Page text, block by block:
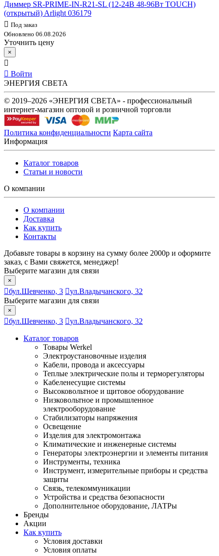
Диммер SR-PRIME-IN-R21-SL (12-24В 48-96Вт TOUCH)
(открытый) Arlight 036179
Под заказ
Обновлено 06.08.2026
Уточнить цену
×
Войти
ЭНЕРГИЯ СВЕТА
© 2019–2026 «ЭНЕРГИЯ СВЕТА» - профессиональный
интернет-магазин оптовой и розничной торговли
Политика конфиденциальности Карта сайта
Информация
Каталог товаров
Статьи и новости
О компании
О компании
Доставка
Как купить
Контакты
Добавьте товары в корзину на сумму более 2000р и оформите
заказ, с Вами свяжется, менеджер!
Выберите магазин для связи
×
бул.Шевченко, 3
ул.Владычанского, 32
Выберите магазин для связи
×
бул.Шевченко, 3 ул.Владычанского, 32
Каталог товаров
Товары Werkel
Электроустановочные изделия
Кабели, провода и аксессуары
Теплые электрические полы и терморегуляторы
Кабеленесущие системы
Высоковольтное и щитовое оборудование
Низковольтное и промышленное
электрооборудование
Стабилизаторы напряжения
Освещение
Изделия для электромонтажа
Климатические и инженерные системы
Генераторы электроэнергии и элементы питания
Инструменты, техника
Инструмент, измерительные приборы и средства
защиты
Связь, телекоммуникации
Устройства и средства безопасности
Дополнительное оборудование, ЛАТРы
Бренды
Акции
Как купить
Условия доставки
Условия оплаты